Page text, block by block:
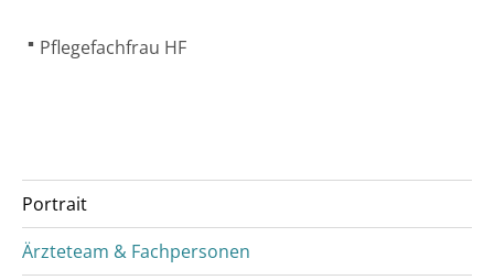
Pflegefachfrau HF
Portrait
Ärzteteam & Fachpersonen